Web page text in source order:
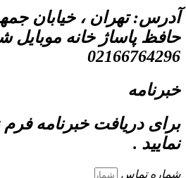
آدرس: تهران ، خیابان
حافظ پاساژ خانه
02166764296
خبرنامه
برای دریافت خبرنامه فرم
نمایید .
شماره تماس